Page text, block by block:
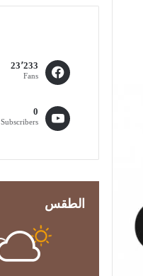
23٬233
Fans
0
Subscribers
الطقس